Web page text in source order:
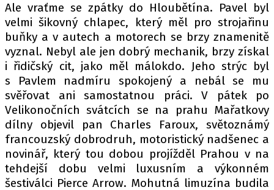
Ale vraťme se zpátky do Hloubětína. Pavel byl
velmi šikovný chlapec, který měl pro strojařinu
buňky a v autech a motorech se brzy znamenitě
vyznal. Nebyl ale jen dobrý mechanik, brzy získal
i řidičský cit, jako měl málokdo. Jeho strýc byl
s Pavlem nadmíru spokojený a nebál se mu
svěřovat ani samostatnou práci. V pátek po
Velikonočních svátcích se na prahu Mařatkovy
dílny objevil pan Charles Faroux, světoznámý
francouzský dobrodruh, motoristický nadšenec a
novinář, který tou dobou projížděl Prahou v na
tehdejší dobu velmi luxusním a výkonném
šestiválci Pierce Arrow. Mohutná limuzína budila